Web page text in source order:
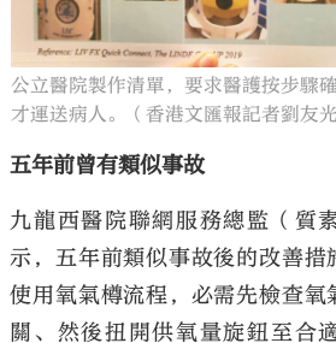
公立醫院製作清單，要求醫護按步驟
才運送病人。（香港文匯報記者劉友光
五年前曾有類似事故
九龍西醫院聯網服務總監（質
示，五年前類似事故後的改善措
使用氧氣樽流程，必需先檢查氧
關、然後扭開供氧量旋鈕至合